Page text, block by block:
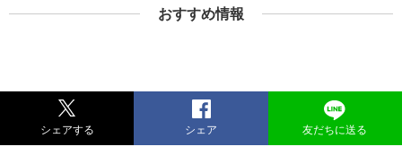
おすすめ情報
シェアする シェア 友だちに送る